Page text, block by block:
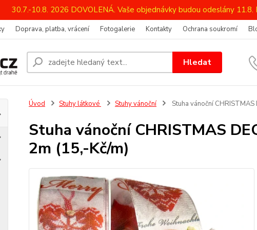
30.7.-10.8. 2026 DOVOLENÁ. Vaše objednávky budou odeslány
Doprava, platba, vrácení Fotogalerie Kontakty Ochrana soukromí
Hledat
Úvod Stuhy látkové Stuhy vánoční Stuha vánoční
Stuha vánoční CHRISTMAS
2m (15,-Kč/m)